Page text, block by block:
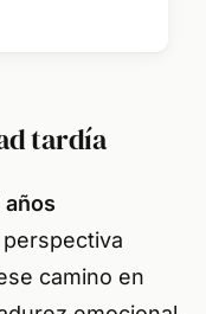
tardía
años
camino en